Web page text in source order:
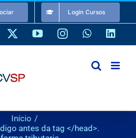
Login Cursos
YouTubeInstagramWhatsApp
Início
antes da tag </head>.